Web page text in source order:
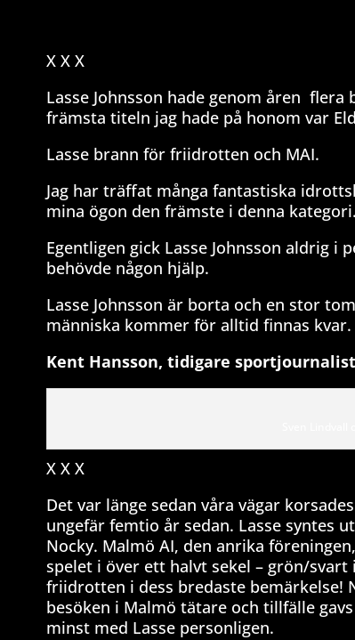
X X X
Lasse Johnsson hade genom åren flera
främsta titeln jag hade på honom var
Lasse brann för friidrotten och MAI.
Jag har träffat många fantastiska
mina ögon den främste i denna kategori.
Egentligen gick Lasse Johnsson aldrig
behövde någon hjälp.
Lasse Johnsson är borta och en stor
människa kommer för alltid finnas kvar.
Kent Hansson, tidigare
X X X
Det var länge sedan våra vägar
ungefär femtio år sedan. Lasse syntes
Nocky. Malmö AI, den anrika
spelet i över ett halvt sekel – grön/
friidrotten i dess bredaste bemärkelse!
besöken i Malmö tätare och tillfälle
minst med Lasse personligen.